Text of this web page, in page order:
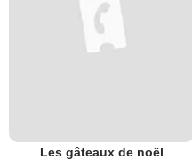
Les gâteaux de noël